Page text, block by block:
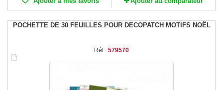
POCHETTE DE 30 FEUILLES POUR DECOPATCH MOTIFS NOËL
Réf : 579570